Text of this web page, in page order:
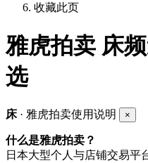
收藏此页
雅虎拍卖 床
选
床· 雅虎拍卖使用说明 ×
什么是雅虎拍卖？
日本大型个人与店铺交易平